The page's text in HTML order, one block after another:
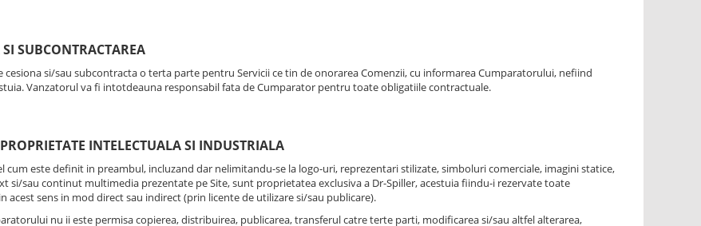
SUBCONTRACTAREA
cesiona si/sau subcontracta o terta parte pentru Servicii ce tin de onorarea Comenzii, cu informarea Cumparatorului, nefiind
Vanzatorul va fi intotdeauna responsabil fata de Cumparator pentru toate obligatiile contractuale.
INTELECTUALA SI INDUSTRIALA
cum este definit in preambul, incluzand dar nelimitandu-se la logo-uri, reprezentari stilizate, simboluri comerciale, imagini statice,
si/sau continut multimedia prezentate pe Site, sunt proprietatea exclusiva a Dr-Spiller, acestuia fiindu-i rezervate toate
acest sens in mod direct sau indirect (prin licente de utilizare si/sau publicare).
nu ii este permisa copierea, distribuirea, publicarea, transferul catre terte parti, modificarea si/sau altfel alterarea,